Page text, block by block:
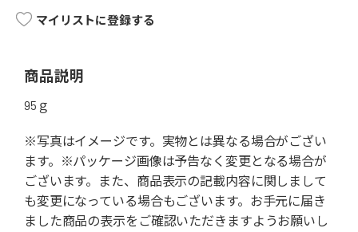
マイリストに登録する
商品説明
95ｇ
※写真はイメージです。実物とは異なる場合がござい
ます。※パッケージ画像は予告なく変更となる場合が
ございます。また、商品表示の記載内容に関しまして
も変更になっている場合もございます。お手元に届き
ました商品の表示をご確認いただきますようお願いし